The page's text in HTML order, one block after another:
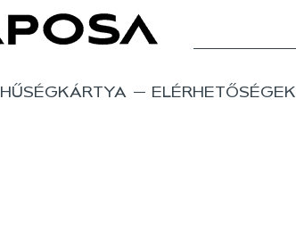
HŰSÉGKÁRTYA ELÉRHETŐSÉGEK